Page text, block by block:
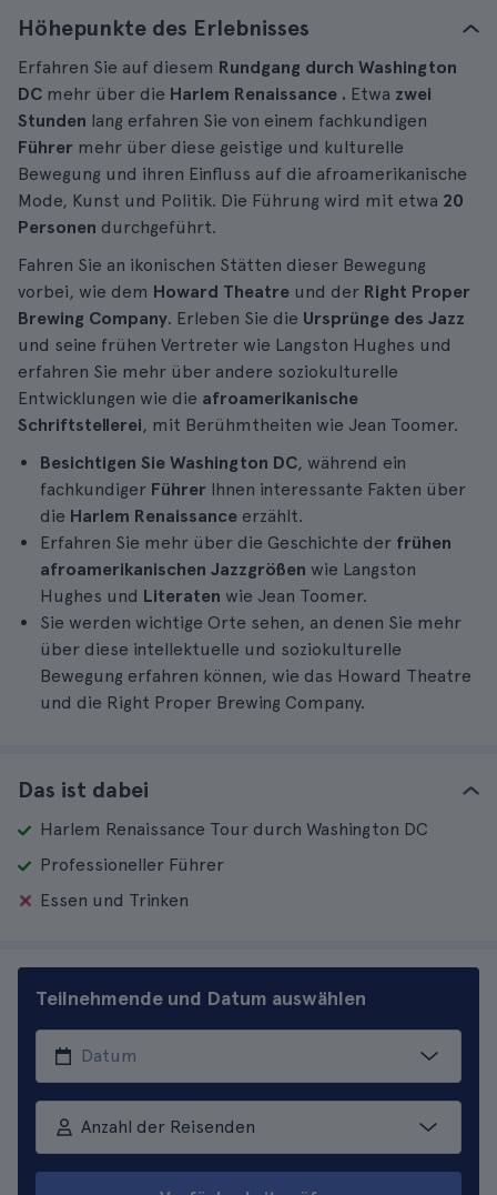
Höhepunkte des Erlebnisses
Erfahren Sie auf diesem Rundgang durch Washington
DC mehr über die Harlem Renaissance . Etwa zwei
Stunden lang erfahren Sie von einem fachkundigen
Führer mehr über diese geistige und kulturelle
Bewegung und ihren Einfluss auf die afroamerikanische
Mode, Kunst und Politik. Die Führung wird mit etwa 20
Personen durchgeführt.
Fahren Sie an ikonischen Stätten dieser Bewegung
vorbei, wie dem Howard Theatre und der Right Proper
Brewing Company. Erleben Sie die Ursprünge des Jazz
und seine frühen Vertreter wie Langston Hughes und
erfahren Sie mehr über andere soziokulturelle
Entwicklungen wie die afroamerikanische
Schriftstellerei, mit Berühmtheiten wie Jean Toomer.
Besichtigen Sie Washington DC, während ein
fachkundiger Führer Ihnen interessante Fakten über
die Harlem Renaissance erzählt.
Erfahren Sie mehr über die Geschichte der frühen
afroamerikanischen Jazzgrößen wie Langston
Hughes und Literaten wie Jean Toomer.
Sie werden wichtige Orte sehen, an denen Sie mehr
über diese intellektuelle und soziokulturelle
Bewegung erfahren können, wie das Howard Theatre
und die Right Proper Brewing Company.
Das ist dabei
Harlem Renaissance Tour durch Washington DC
Professioneller Führer
Essen und Trinken
Teilnehmende und Datum auswählen
Anzahl der Reisenden